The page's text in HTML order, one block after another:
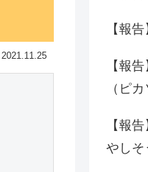
2021.11.25
【報
【報
（ピカ
【報
やしそ